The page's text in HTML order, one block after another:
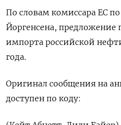
По словам комиссара ЕС
‌Йоргенсена, предложение
импорта российской
года.
Оригинал сообщения на
доступен ‌по коду: